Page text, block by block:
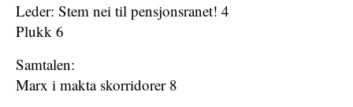
Leder: Stem nei til pensjonsranet! 4
Plukk 6
Samtalen:
Marx i makta skorridorer 8